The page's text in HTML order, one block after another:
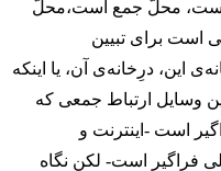
است، محلّ جمع است،محلّ
است برای تبیین
این، درِخانه‌ی آن، یا اینکه
وسایل ارتباط جمعی که
است -اینترنت و
فراگیر است- لکن نگاه